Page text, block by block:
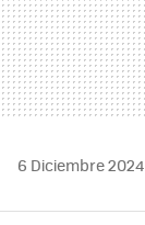
6 Diciembre 2024